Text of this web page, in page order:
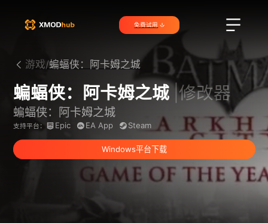
免费试用
游戏/蝙蝠侠：阿卡姆之城
蝙蝠侠：阿卡姆之城 |修改器
蝙蝠侠：阿卡姆之城
支持平台： Epic EA App Steam
Windows平台下载